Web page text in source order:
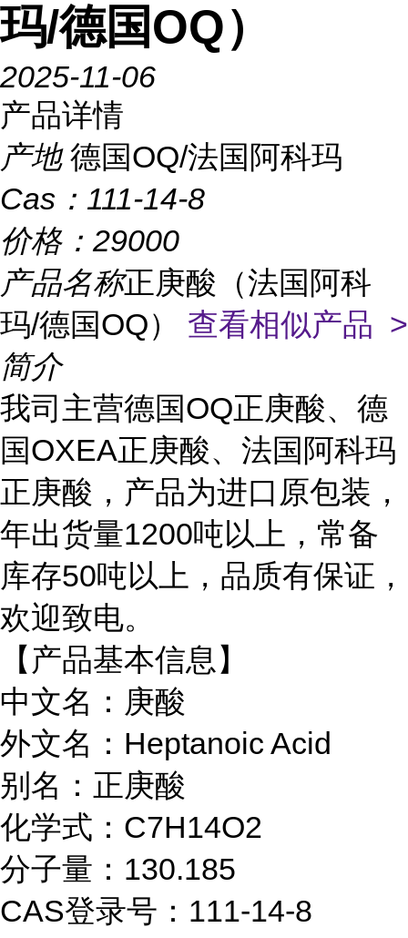
玛/德国OQ）
2025-11-06
产品详情
产地 德国OQ/法国阿科玛
Cas： 111-14-8
价格： 29000
产品名称正庚酸（法国阿科
玛/德国OQ） 查看相似产品 >
简介
我司主营德国OQ正庚酸、德
国OXEA正庚酸、法国阿科玛
正庚酸，产品为进口原包装，
年出货量1200吨以上，常备
库存50吨以上，品质有保证，
欢迎致电。
【产品基本信息】
中文名：庚酸
外文名：Heptanoic Acid
别名：正庚酸
化学式：C7H14O2
分子量：130.185
CAS登录号：111-14-8